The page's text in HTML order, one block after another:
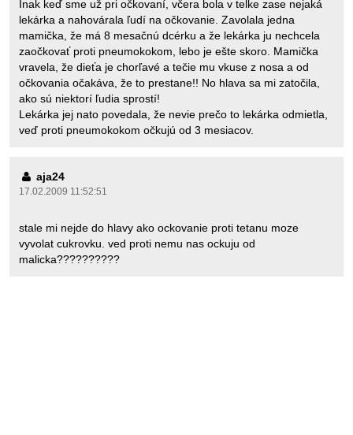
Inak keď sme už pri očkovaní, včera bola v telke zase nejaká
lekárka a nahovárala ľudí na očkovanie. Zavolala jedna
mamička, že má 8 mesačnú dcérku a že lekárka ju nechcela
zaočkovať proti pneumokokom, lebo je ešte skoro. Mamička
vravela, že dieťa je chorľavé a tečie mu vkuse z nosa a od
očkovania očakáva, že to prestane!! No hlava sa mi zatočila,
ako sú niektorí ľudia sprostí!
Lekárka jej nato povedala, že nevie prečo to lekárka odmietla,
veď proti pneumokokom očkujú od 3 mesiacov.
aja24
17.02.2009 11:52:51
stale mi nejde do hlavy ako ockovanie proti tetanu moze
vyvolat cukrovku. ved proti nemu nas ockuju od
malicka??????????